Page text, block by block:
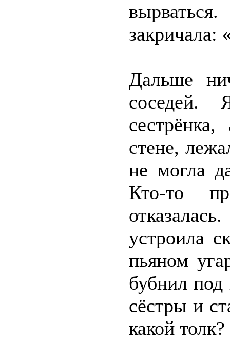
закричала:
Дальше
соседей.
стене,
не могла
Кто-то
устроила
пьяном
бубнил
сёстры и
какой